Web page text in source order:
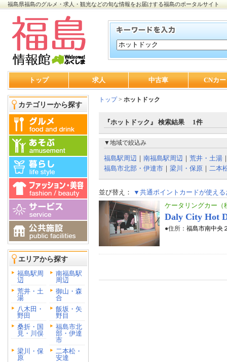
福島県福島のグルメ・求人・観光などの旬な情報をお届けする福島のポータルサイト
トップ 求人 中古車 CNカ
カテゴリーから探す
エリアから探す
福島駅周
辺
南福島駅
周辺
荒井・土
湯
御山・森
合
八木田・
野田
飯坂・矢
野目
桑折・国
見・川俣
福島市北
部・伊達
市
梁川・保
原
二本松・
安達
トップ> ホットドック
『ホットドック』 検索結果 1件
▼地域で絞込み
福島駅周辺 ｜ 南福島駅周辺 ｜ 荒井・土湯
福島市北部・伊達市 ｜ 梁川・保原 ｜ 二本
並び替え：
▼共通ポイントカードが使える
ケータリングカー（
Daly City Hot
●住所： 福島市南中央